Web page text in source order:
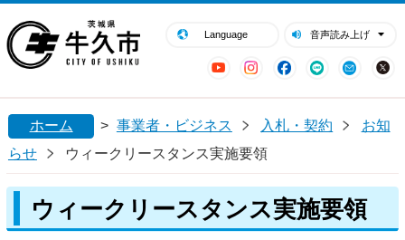
Language 音声読み上げ
YouTubeInstagram
Facebook
LINE Mail
閉じる
ホーム > 事業者・ビジネス 入札・契約
お知
らせ
ウィークリースタンス実施要領
ウィークリースタンス実施要領